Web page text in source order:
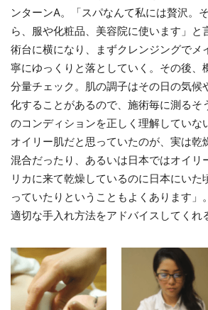
ンターンA。「スパなんて私には贅沢。
ら、服や化粧品、美容院に使います」
術台に横になり、まずクレンジングでメ
寧にゆっくりと落としていく。その後、
分量チェック。肌の調子はその日の気候
化することがあるので、施術毎に測るそ
のコンディションを正しく理解していな
オイリー肌だと思っていたのが、実は乾
混合だったり、あるいは日本ではオイリ
リカに来て乾燥しているのに日本にいた
っていたりということもよくあります」
適切な手入れ方法をアドバイスしてくれ